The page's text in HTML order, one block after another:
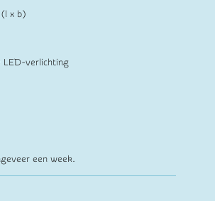
x b)
LED-verlichting
een week.